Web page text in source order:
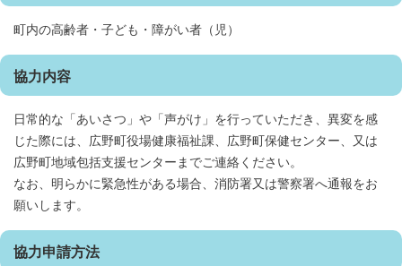
町内の高齢者・子ども・障がい者（児）
協力内容
日常的な「あいさつ」や「声がけ」を行っていただき、異変を感
じた際には、広野町役場健康福祉課、広野町保健センター、又は
広野町地域包括支援センターまでご連絡ください。
なお、明らかに緊急性がある場合、消防署又は警察署へ通報をお
願いします。
協力申請方法